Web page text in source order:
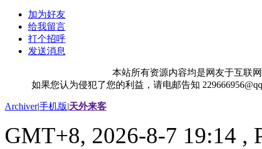
加为好友
给我留言
打个招呼
发送消息
本站所有资源内容均是网友于互联
如果您认为侵犯了您的利益，请电邮告知
Archiver|手机版|天外来客
GMT+8, 2026-8-7 19:14 ,